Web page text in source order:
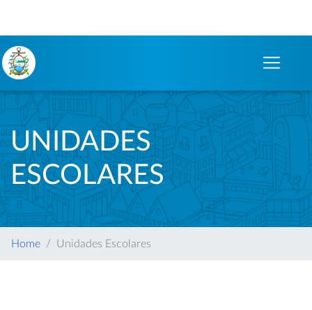
UNIDADES
ESCOLARES
Home Unidades Escolares